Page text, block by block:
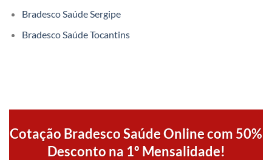
Bradesco Saúde Sergipe
Bradesco Saúde Tocantins
Cotação Bradesco Saúde Online com 50%
Desconto na 1º Mensalidade!